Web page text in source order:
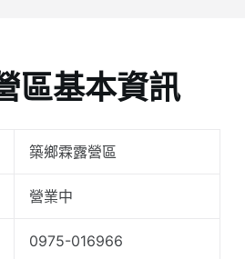
區基本資訊
築鄉霖露營區
營業中
0975-016966